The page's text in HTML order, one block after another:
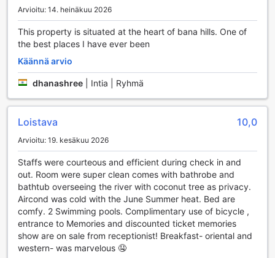
keskittyä lomasi nauttimiseen. Turvallisuudesta huolehtii
hotellin kassakaappi, johon voit tallettaa arvotavarasi
turvallisesti.
Wi-fi-yhteys on saatavilla kaikissa huoneissa ilmaiseksi, ja
yhteydestä. Hotellin päivittäinen siivouspalvelu pitää
huoneesi aina siistinä ja mukavana, kun taas
pyykinpesupalvelut, kuten pesula ja kuivapesu, tarjoavat
kätevän ratkaisun matkustamisen aikana. Nopea sisään- ja
uloskirjautuminen sekä matkatavaroiden
säilytysmahdollisuus tekevät käytännön järjestelyistä
vaivattomia, jotta voit keskittyä nauttimaan kauniista
ympäristöstä ja unohtumattomista elämyksistä Da
Nangissa.
Kuljetusmahdollisuudet Mercure Danang French Village
Bana Hillsissa
Mercure Danang French Village Bana Hills tarjoaa
erinomaisia kuljetuspalveluja, jotka tekevät
matkustamisesta vaivatonta ja miellyttävää. Hotelli tarjoaa
Arvioitu: 14. heinäkuu 2026
This property is situated at the heart of bana hills. One of
the best places I have ever been
Käännä arvio
dhanashree Intia | Ryhmä
Loistava 10,0
Arvioitu: 19. kesäkuu 2026
Staffs were courteous and efficient during check in and
out. Room were super clean comes with bathrobe and
bathtub overseeing the river with coconut tree as privacy.
Aircond was cold with the June Summer heat. Bed are
comfy. 2 Swimming pools. Complimentary use of bicycle ,
entrance to Memories and discounted ticket memories
show are on sale from receptionist! Breakfast- oriental and
western- was marvelous 🤤